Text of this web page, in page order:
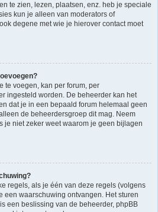
te zien, lezen, plaatsen, enz. heb je speciale
kun je alleen van moderators of
degene met wie je hierover contact moet
te voegen, kan per forum, per
ingesteld worden. De beheerder kan het
dat je in een bepaald forum helemaal geen
de beheerdersgroep dit mag. Neem
je niet zeker weet waarom je geen bijlagen
regels, als je één van deze regels (volgens
een waarschuwing ontvangen. Het sturen
een beslissing van de beheerder, phpBB